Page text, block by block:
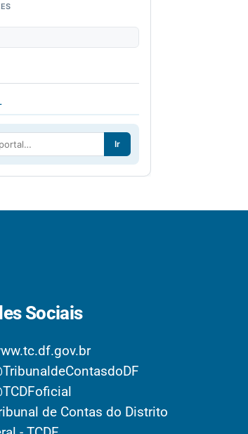
Ir
Sociais
de Contas do Distrito